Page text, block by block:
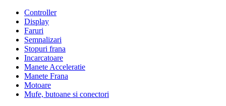
Controller
Display
Faruri
Semnalizari
Stopuri frana
Incarcatoare
Manete Acceleratie
Manete Frana
Motoare
Mufe, butoane si conectori